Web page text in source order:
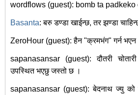
wordflows (guest): bomb ta padkeko
Basanta: बरु डण्डा खाईन्छ, तर झण्डा
ZeroHour (guest): हैन "क्रमभंग" गर्न भएन
sapanasansar (guest): दौतरी
उपस्थित भएछु जस्तो छ ।
sapanasansar (guest): बेदनाथ ज्यु को